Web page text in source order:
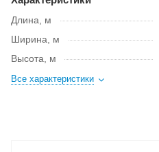
Длина, м
Ширина, м
Высота, м
Все характеристики